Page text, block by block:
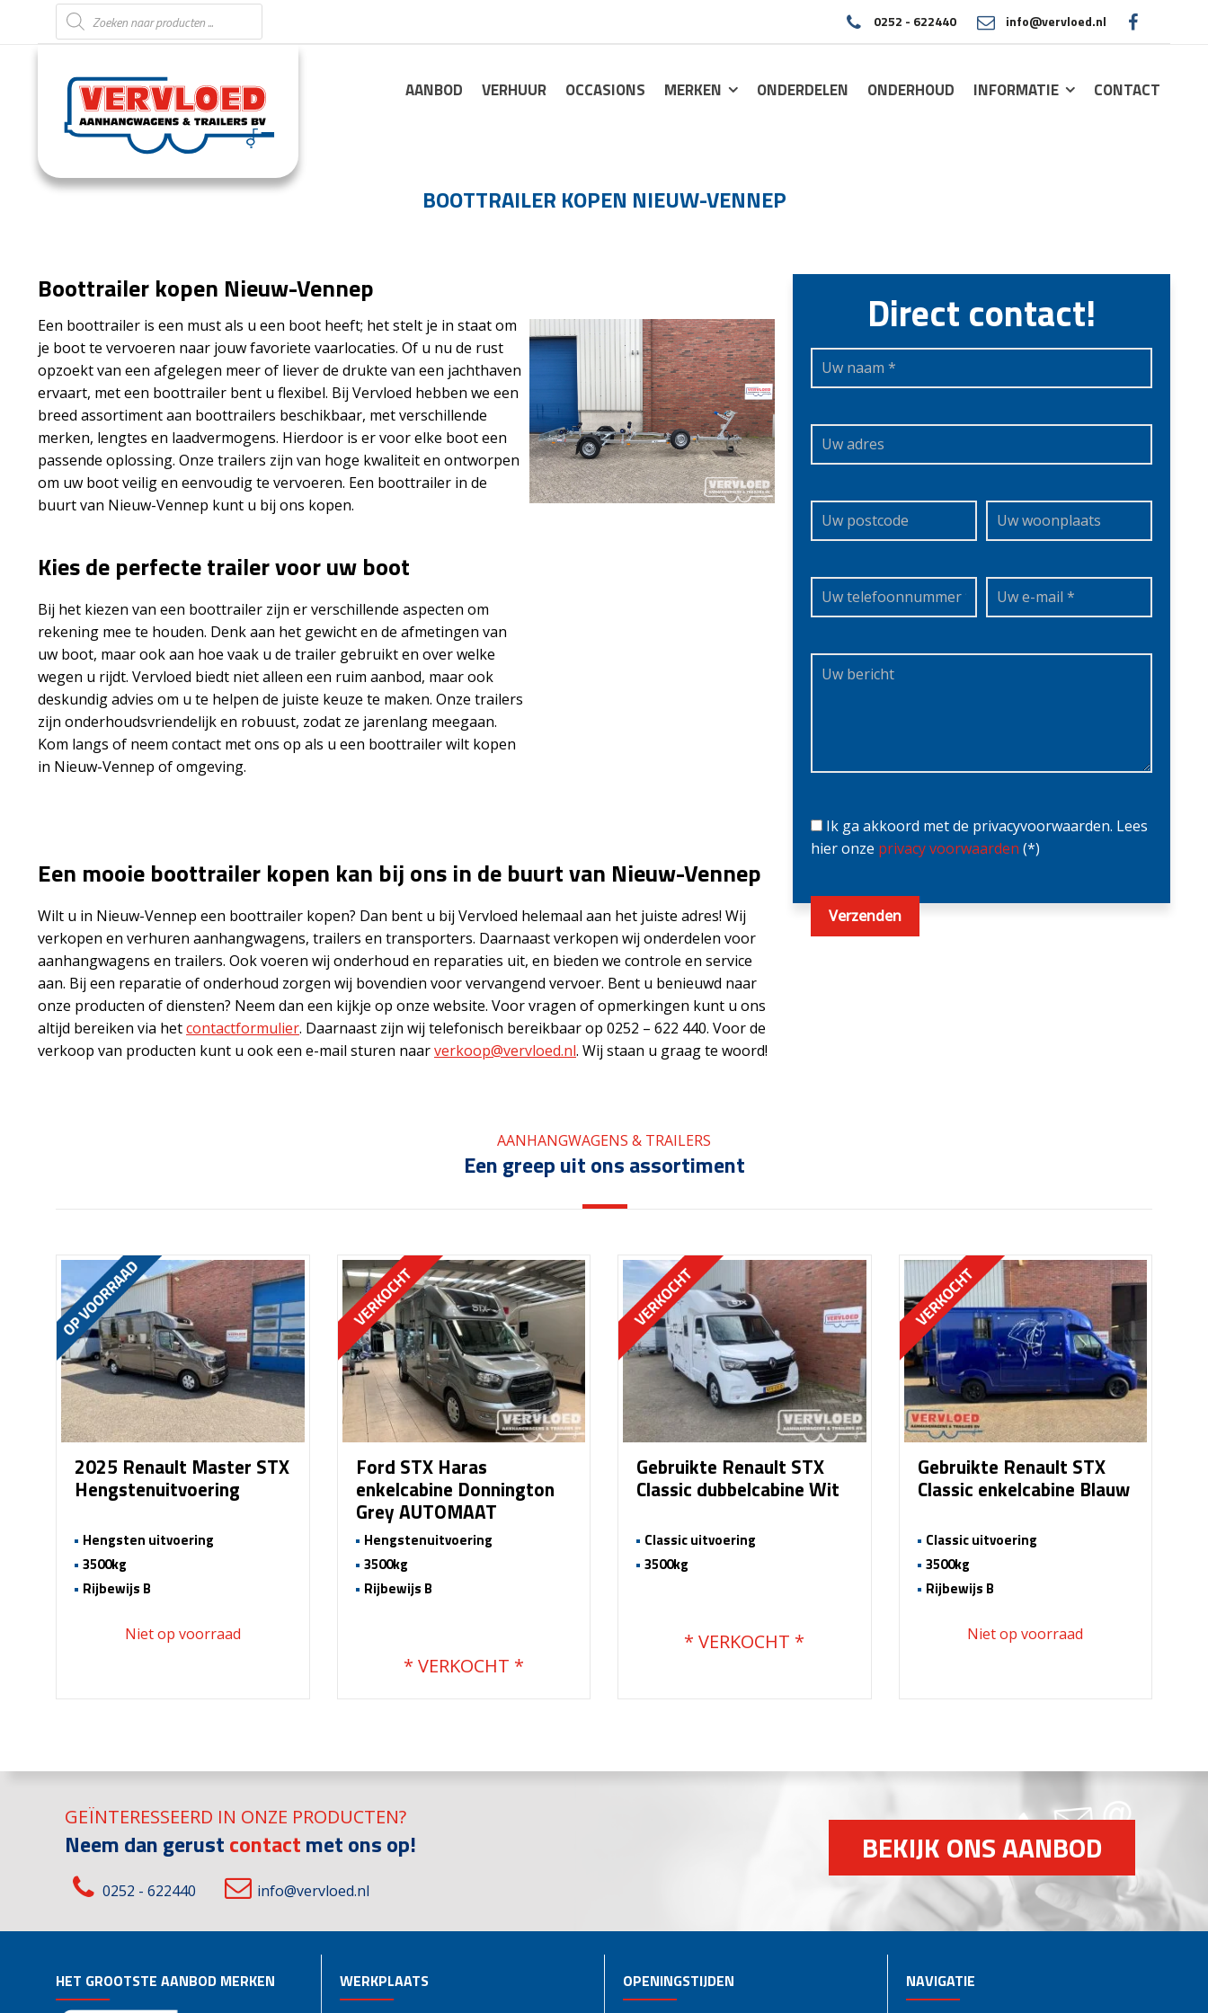
Producten zoeken
0252 - 622440 info@vervloed.nl
AANBOD VERHUUR OCCASIONS MERKEN ONDERDELEN ONDERHOUD INFORMATIE CONTACT
BOOTTRAILER KOPEN NIEUW-VENNEP
Boottrailer kopen Nieuw-Vennep
Een boottrailer is een must als u een boot heeft; het stelt je in staat om
je boot te vervoeren naar jouw favoriete vaarlocaties. Of u nu de rust
opzoekt van een afgelegen meer of liever de drukte van een jachthaven
ervaart, met een boottrailer bent u flexibel. Bij Vervloed hebben we een
breed assortiment aan boottrailers beschikbaar, met verschillende
merken, lengtes en laadvermogens. Hierdoor is er voor elke boot een
passende oplossing. Onze trailers zijn van hoge kwaliteit en ontworpen
om uw boot veilig en eenvoudig te vervoeren. Een boottrailer in de
buurt van Nieuw-Vennep kunt u bij ons kopen.
Kies de perfecte trailer voor uw boot
Bij het kiezen van een boottrailer zijn er verschillende aspecten om
rekening mee te houden. Denk aan het gewicht en de afmetingen van
uw boot, maar ook aan hoe vaak u de trailer gebruikt en over welke
wegen u rijdt. Vervloed biedt niet alleen een ruim aanbod, maar ook
deskundig advies om u te helpen de juiste keuze te maken. Onze trailers
zijn onderhoudsvriendelijk en robuust, zodat ze jarenlang meegaan.
Kom langs of neem contact met ons op als u een boottrailer wilt kopen
in Nieuw-Vennep of omgeving.
Een mooie boottrailer kopen kan bij ons in de buurt van Nieuw-Vennep
Wilt u in Nieuw-Vennep een boottrailer kopen? Dan bent u bij Vervloed helemaal aan het juiste adres! Wij
verkopen en verhuren aanhangwagens, trailers en transporters. Daarnaast verkopen wij onderdelen voor
aanhangwagens en trailers. Ook voeren wij onderhoud en reparaties uit, en bieden we controle en service
aan. Bij een reparatie of onderhoud zorgen wij bovendien voor vervangend vervoer. Bent u benieuwd naar
onze producten of diensten? Neem dan een kijkje op onze website. Voor vragen of opmerkingen kunt u ons
altijd bereiken via hetcontactformulier. Daarnaast zijn wij telefonisch bereikbaar op 0252 – 622 440. Voor de
verkoop van producten kunt u ook een e-mail sturen naarverkoop@vervloed.nl. Wij staan u graag te woord!
Direct contact!
Ik ga akkoord met de privacyvoorwaarden. Lees
hier onze privacy voorwaarden (*)
AANHANGWAGENS & TRAILERS
Een greep uit ons assortiment
2025 Renault Master STX
Hengstenuitvoering
Hengsten uitvoering
3500kg
Rijbewijs B
Ford STX Haras
enkelcabine Donnington
Grey AUTOMAAT
Hengstenuitvoering
3500kg
Rijbewijs B
Gebruikte Renault STX
Classic dubbelcabine Wit
Classic uitvoering
3500kg
Gebruikte Renault STX
Classic enkelcabine Blauw
Classic uitvoering
3500kg
Rijbewijs B
GEÏNTERESSEERD IN ONZE PRODUCTEN?
Neem dan gerustcontactmet ons op!
0252 - 622440 info@vervloed.nl
BEKIJK ONS AANBOD
HET GROOTSTE AANBOD MERKEN WERKPLAATS OPENINGSTIJDEN NAVIGATIE